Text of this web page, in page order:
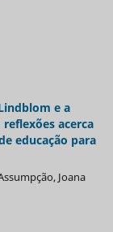
e a
reflexões acerca
educação para
Joana